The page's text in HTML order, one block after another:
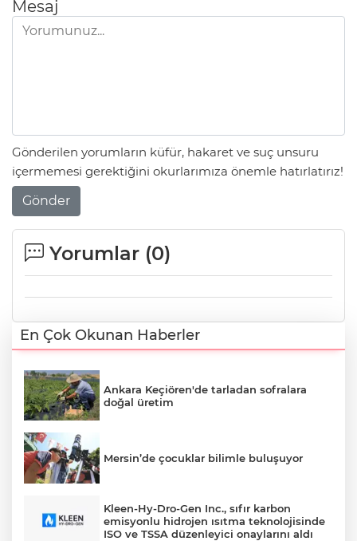
Mesaj
Gönderilen yorumların küfür, hakaret ve suç unsuru
içermemesi gerektiğini okurlarımıza önemle hatırlatırız!
Gönder
Yorumlar (0)
En Çok Okunan Haberler
Ankara Keçiören'de tarladan sofralara
doğal üretim
Mersin’de çocuklar bilimle buluşuyor
Kleen-Hy-Dro-Gen Inc., sıfır karbon
emisyonlu hidrojen ısıtma teknolojisinde
ISO ve TSSA düzenleyici onaylarını aldı